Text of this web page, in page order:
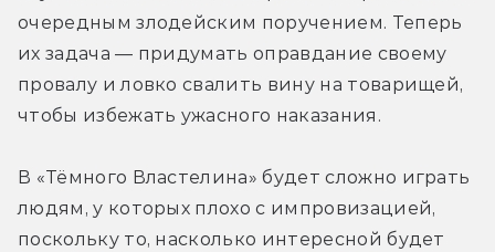
очередным злодейским поручением. Теперь
их задача — придумать оправдание своему
провалу и ловко свалить вину на товарищей,
чтобы избежать ужасного наказания.
В «Тёмного Властелина» будет сложно играть
людям, у которых плохо с импровизацией,
поскольку то, насколько интересной будет